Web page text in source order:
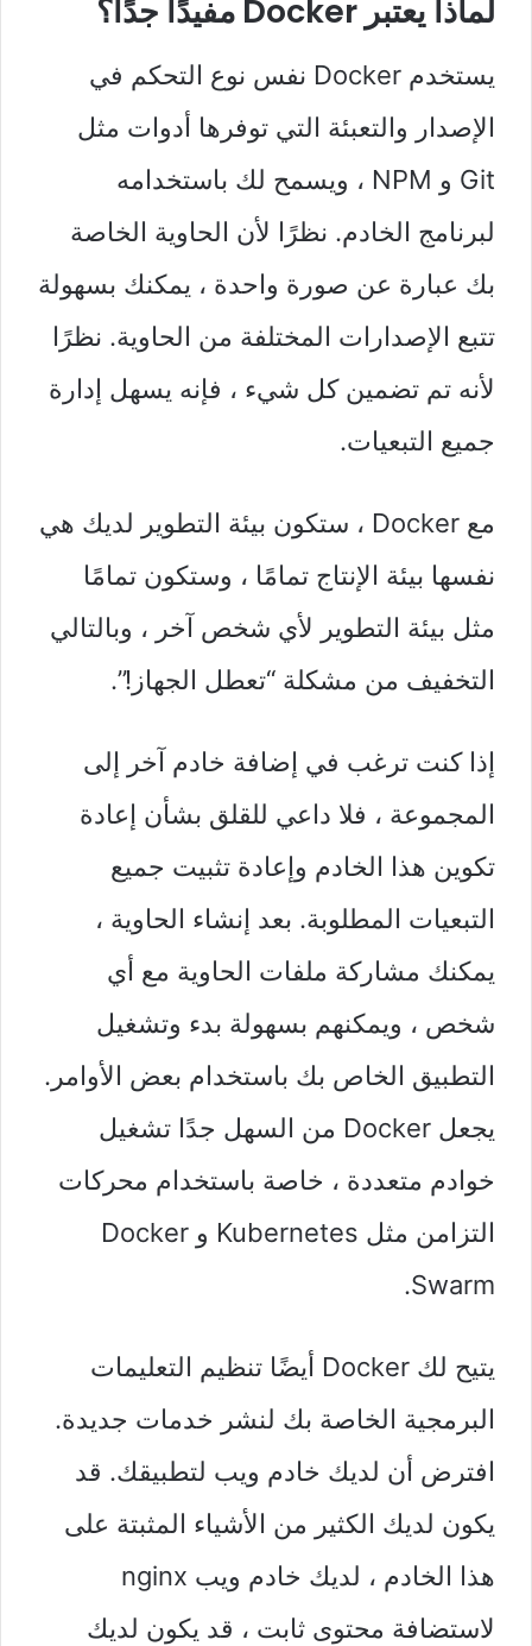
لماذا يعتبر Docker مفيدًا جدًا؟
يستخدم Docker نفس نوع التحكم في
الإصدار والتعبئة التي توفرها أدوات مثل
Git و NPM ، ويسمح لك باستخدامه
لبرنامج الخادم. نظرًا لأن الحاوية الخاصة
بك عبارة عن صورة واحدة ، يمكنك بسهولة
تتبع الإصدارات المختلفة من الحاوية. نظرًا
لأنه تم تضمين كل شيء ، فإنه يسهل إدارة
جميع التبعيات.
مع Docker ، ستكون بيئة التطوير لديك هي
نفسها بيئة الإنتاج تمامًا ، وستكون تمامًا
مثل بيئة التطوير لأي شخص آخر ، وبالتالي
التخفيف من مشكلة “تعطل الجهاز!”.
إذا كنت ترغب في إضافة خادم آخر إلى
المجموعة ، فلا داعي للقلق بشأن إعادة
تكوين هذا الخادم وإعادة تثبيت جميع
التبعيات المطلوبة. بعد إنشاء الحاوية ،
يمكنك مشاركة ملفات الحاوية مع أي
شخص ، ويمكنهم بسهولة بدء وتشغيل
التطبيق الخاص بك باستخدام بعض الأوامر.
يجعل Docker من السهل جدًا تشغيل
خوادم متعددة ، خاصة باستخدام محركات
التزامن مثل Kubernetes و Docker
Swarm.
يتيح لك Docker أيضًا تنظيم التعليمات
البرمجية الخاصة بك لنشر خدمات جديدة.
افترض أن لديك خادم ويب لتطبيقك. قد
يكون لديك الكثير من الأشياء المثبتة على
هذا الخادم ، لديك خادم ويب nginx
لاستضافة محتوى ثابت ، قد يكون لديك